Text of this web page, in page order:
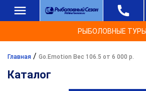
РЫБОЛОВНЫЕ ТУРЫ
Главная / Go.Emotion Вес 106.5 от 6 000 р.
Каталог